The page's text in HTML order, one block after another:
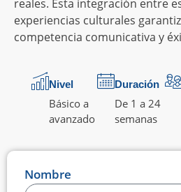
reales. Esta integración entre
experiencias culturales
competencia comunicativa y
Nivel
Básico a
avanzado
Duración
De 1 a 24
semanas
Nombre